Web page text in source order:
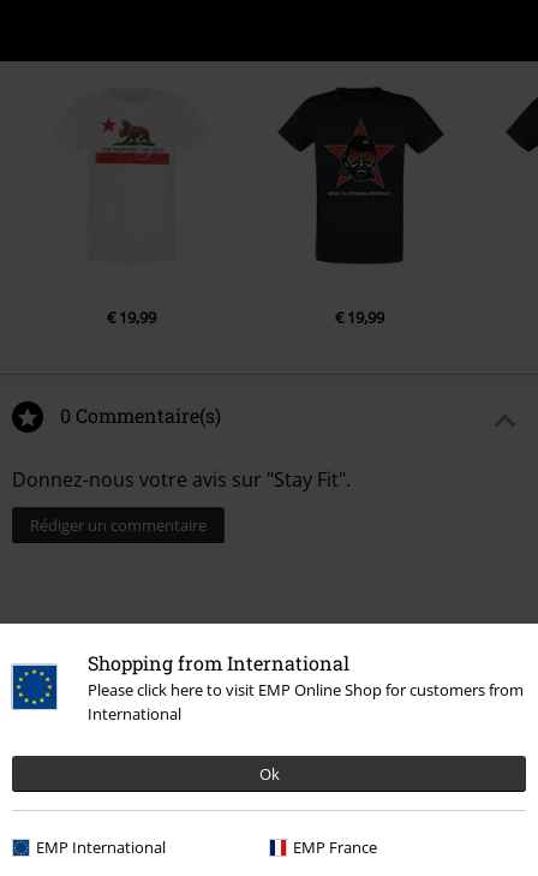
Shopping from International
Please click here to visit EMP Online Shop for customers from
International
Ok
EMP International EMP France
€ 19,99 € 19,99
0 Commentaire(s)
Donnez-nous votre avis sur "Stay Fit".
Rédiger un commentaire